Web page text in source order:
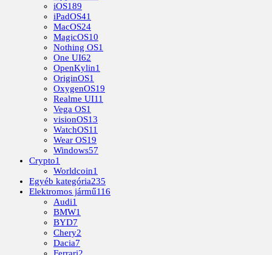
iOS189
iPadOS41
MacOS24
MagicOS10
Nothing OS1
One UI62
OpenKylin1
OriginOS1
OxygenOS19
Realme UI11
Vega OS1
visionOS13
WatchOS11
Wear OS19
Windows57
Crypto1
Worldcoin1
Egyéb kategória235
Elektromos jármű116
Audi1
BMW1
BYD7
Chery2
Dacia7